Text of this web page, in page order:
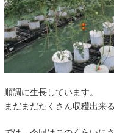
順調に生長しています。
まだまだたくさん収穫出来